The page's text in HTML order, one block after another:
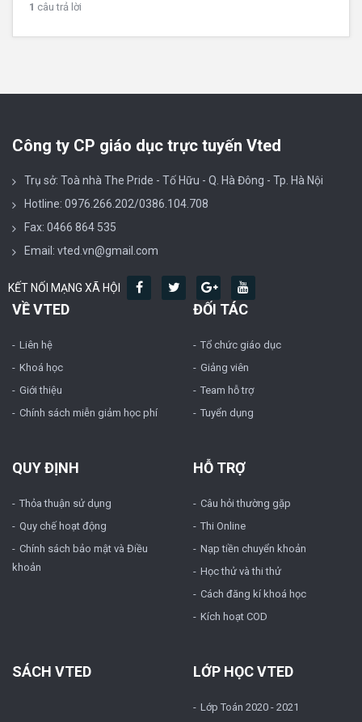
1 câu trả lời
Công ty CP giáo dục trực tuyến Vted
Trụ sở: Toà nhà The Pride - Tố Hữu - Q. Hà Đông - Tp. Hà Nội
Hotline: 0976.266.202/0386.104.708
Fax: 0466 864 535
Email: vted.vn@gmail.com
KẾT NỐI MẠNG XÃ HỘI
VỀ VTED
Liên hệ
Khoá học
Giới thiệu
Chính sách miễn giảm học phí
ĐỐI TÁC
Tổ chức giáo dục
Giảng viên
Team hỗ trợ
Tuyển dụng
QUY ĐỊNH
Thỏa thuận sử dụng
Quy chế hoạt động
Chính sách bảo mật và Điều
khoản
HỖ TRỢ
Câu hỏi thường gặp
Thi Online
Nạp tiền chuyển khoản
Học thử và thi thử
Cách đăng kí khoá học
Kích hoạt COD
SÁCH VTED LỚP HỌC VTED
Lớp Toán 2020 - 2021